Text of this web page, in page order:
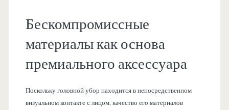
Бескомпромиссные
материалы как основа
премиального аксессуара
Поскольку головной убор находится в непосредственном
визуальном контакте с лицом, качество его материалов